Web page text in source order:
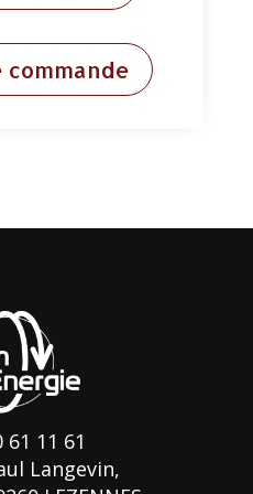
commande
11 61
Langevin,